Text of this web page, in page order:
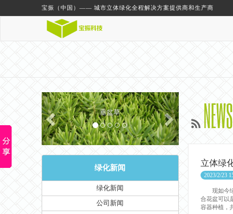
宝振（中国）—— 城市立体绿化全程解决方案提供商和生产商
垂盆草
Previous Next
绿化新闻
绿化新闻
公司新闻
NEWS
立体绿
2023/2/23
现如今绿
合花盆可以
容器种植，